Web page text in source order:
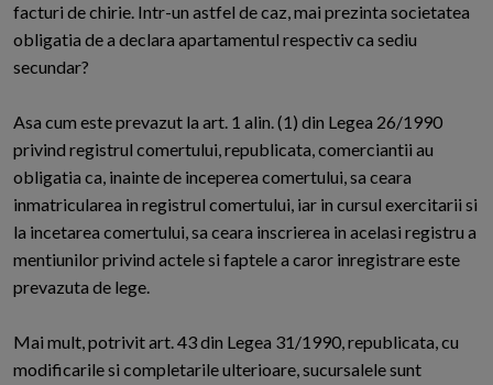
facturi de chirie. Intr-un astfel de caz, mai prezinta societatea
obligatia de a declara apartamentul respectiv ca sediu
secundar?
Asa cum este prevazut la art. 1 alin. (1) din Legea 26/1990
privind registrul comertului, republicata, comerciantii au
obligatia ca, inainte de inceperea comertului, sa ceara
inmatricularea in registrul comertului, iar in cursul exercitarii si
la incetarea comertului, sa ceara inscrierea in acelasi registru a
mentiunilor privind actele si faptele a caror inregistrare este
prevazuta de lege.
Mai mult, potrivit art. 43 din Legea 31/1990, republicata, cu
modificarile si completarile ulterioare, sucursalele sunt